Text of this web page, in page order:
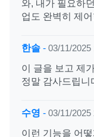
와, 내가 필요하
업도 완벽히 제
한솔 - 03/11/2025
이 글을 보고 제
정말 감사드립니
수영 - 03/11/2025
이런 기능을 어